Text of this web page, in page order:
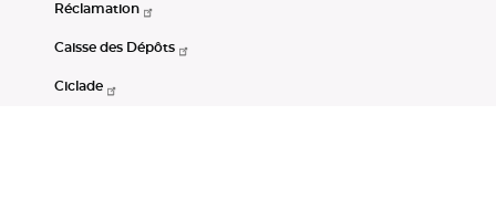
Réclamation
Caisse des Dépôts
Ciclade